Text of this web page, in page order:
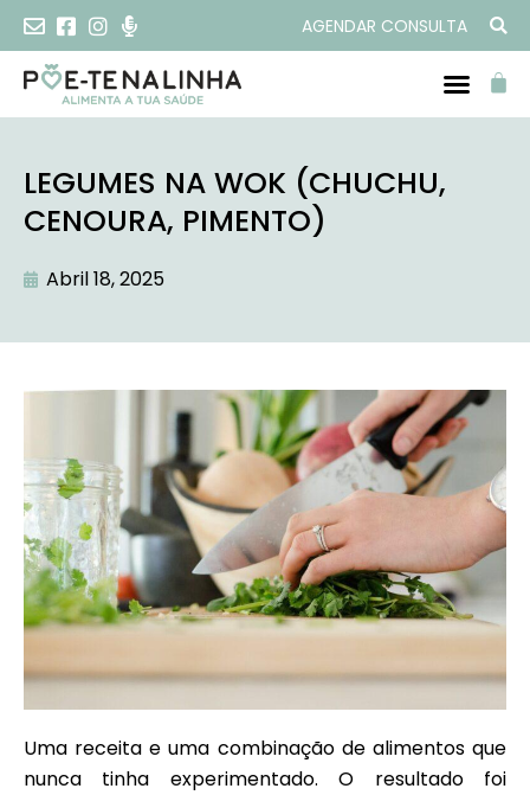
AGENDAR CONSULTA
LEGUMES NA WOK (CHUCHU,
CENOURA, PIMENTO)
Abril 18, 2025
Uma receita e uma combinação de alimentos que
nunca tinha experimentado. O resultado foi